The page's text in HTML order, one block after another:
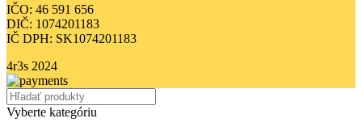
IČO: 46 591 656
DIČ: 1074201183
IČ DPH: SK1074201183
4r3s 2024
Vyberte kategóriu